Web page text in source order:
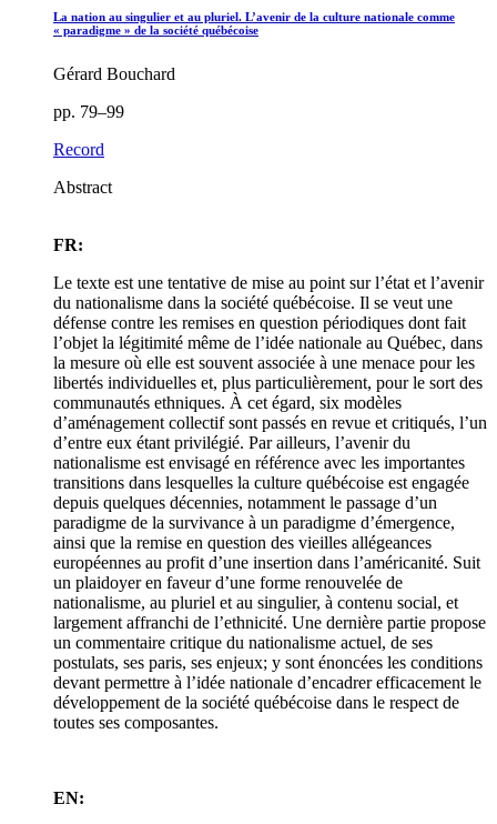
La nation au singulier et au pluriel. L’avenir de la culture nationale comme
« paradigme » de la société québécoise
Gérard Bouchard
pp. 79–99
Record
Abstract
FR:
Le texte est une tentative de mise au point sur l’état et l’avenir
du nationalisme dans la société québécoise. Il se veut une
défense contre les remises en question périodiques dont fait
l’objet la légitimité même de l’idée nationale au Québec, dans
la mesure où elle est souvent associée à une menace pour les
libertés individuelles et, plus particulièrement, pour le sort des
communautés ethniques. À cet égard, six modèles
d’aménagement collectif sont passés en revue et critiqués, l’un
d’entre eux étant privilégié. Par ailleurs, l’avenir du
nationalisme est envisagé en référence avec les importantes
transitions dans lesquelles la culture québécoise est engagée
depuis quelques décennies, notamment le passage d’un
paradigme de la survivance à un paradigme d’émergence,
ainsi que la remise en question des vieilles allégeances
européennes au profit d’une insertion dans l’américanité. Suit
un plaidoyer en faveur d’une forme renouvelée de
nationalisme, au pluriel et au singulier, à contenu social, et
largement affranchi de l’ethnicité. Une dernière partie propose
un commentaire critique du nationalisme actuel, de ses
postulats, ses paris, ses enjeux; y sont énoncées les conditions
devant permettre à l’idée nationale d’encadrer efficacement le
développement de la société québécoise dans le respect de
toutes ses composantes.
EN: